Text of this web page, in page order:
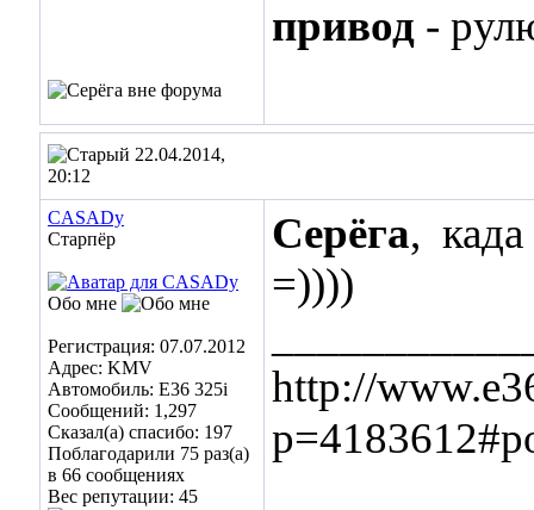
привод -
22.04.2014,
20:12
CASADy
Старпёр
Обо мне
Регистрация: 07.07.2012
Адрес: KMV
Автомобиль: E36 325i
Сообщений: 1,297
Сказал(а) спасибо: 197
Поблагодарили 75 раз(а)
в 66 сообщениях
Вес репутации: 45
Cepёгa,
=))))
http://